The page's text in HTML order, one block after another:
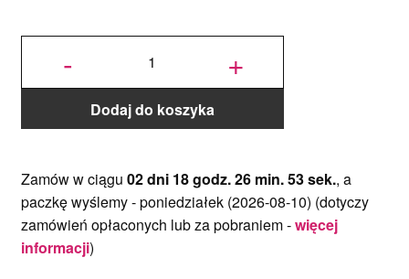
-
ilość
okrągły
Fioletowy
Ø 30 cm,
h 1,2 cm
Decora
+
Dodaj do koszyka
Zamów w ciągu 02 dni 18 godz. 26 min. 53 sek., a
paczkę wyślemy -poniedziałek (2026-08-10) (dotyczy
zamówień opłaconych lub za pobraniem -więcej
informacji)